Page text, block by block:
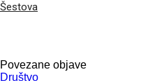
Šestova
Povezane objave
Društvo